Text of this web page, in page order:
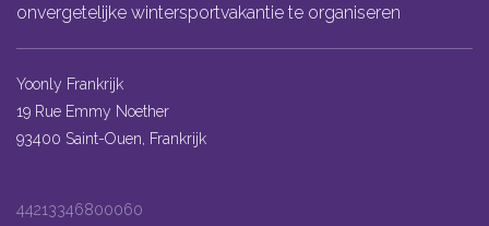
onvergetelijke wintersportvakantie te organiseren
Yoonly Frankrijk
19 Rue Emmy Noether
93400 Saint-Ouen, Frankrijk
44213346800060